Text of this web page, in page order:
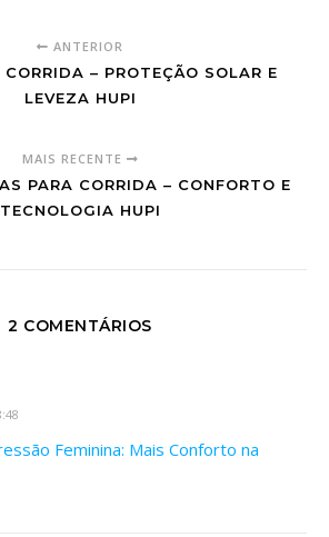
ANTERIOR
– PROTEÇÃO SOLAR E
LEVEZA HUPI
MAIS RECENTE
PARA CORRIDA – CONFORTO E
TECNOLOGIA HUPI
2 COMENTÁRIOS
Feminina: Mais Conforto na